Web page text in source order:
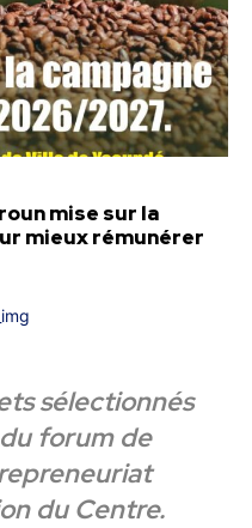
mise sur la
mieux rémunérer
sélectionnés
forum de
du Centre.